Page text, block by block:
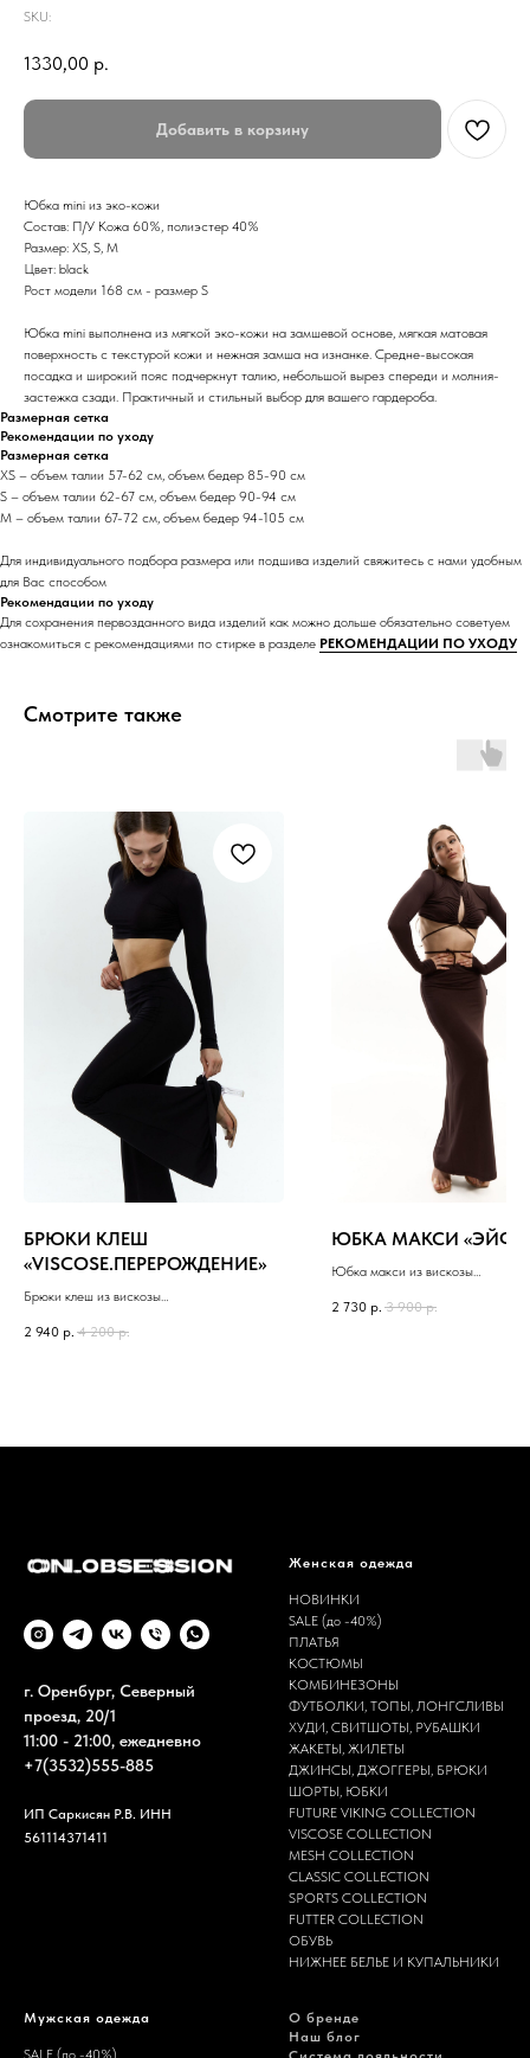
SKU:
1330,00 р.
Добавить в корзину
Юбка mini из эко-кожи
Состав: П/У Кожа 60%, полиэстер 40%
Размер: XS, S, M
Цвет: black
Рост модели 168 см - размер S
Юбка mini выполнена из мягкой эко-кожи на замшевой основе, мягкая матовая
поверхность с текстурой кожи и нежная замша на изнанке. Средне-высокая
посадка и широкий пояс подчеркнут талию, небольшой вырез спереди и молния-
застежка сзади. Практичный и стильный выбор для вашего гардероба.
Размерная сетка
Рекомендации по уходу
Размерная сетка
XS – объем талии 57-62 см, объем бедер 85-90 см
S – объем талии 62-67 см, объем бедер 90-94 см
M – объем талии 67-72 см, объем бедер 94-105 см
Для индивидуального подбора размера или подшива изделий свяжитесь с нами удобным
для Вас способом
Рекомендации по уходу
Для сохранения первозданного вида изделий как можно дольше обязательно советуем
ознакомиться с рекомендациями по стирке в разделе РЕКОМЕНДАЦИИ ПО УХОДУ
Смотрите также
БРЮКИ КЛЕШ
«VISCOSE.ПЕРЕРОЖДЕНИЕ»
Брюки клеш из вискозы
2 940 р. 4 200 р.
ЮБКА МАКСИ
Юбка макси из вискозы
2 730 р. 3 900 р.
г. Оренбург, Северный
проезд, 20/1
11:00 - 21:00, ежедневно
+7(3532)555-885
ИП Саркисян Р.В. ИНН
561114371411
Женская одежда
НОВИНКИ
SALE (до -40%)
ПЛАТЬЯ
КОСТЮМЫ
КОМБИНЕЗОНЫ
ФУТБОЛКИ, ТОПЫ, ЛОНГСЛИВЫ
ХУДИ, СВИТШОТЫ, РУБАШКИ
ЖАКЕТЫ, ЖИЛЕТЫ
ДЖИНСЫ, ДЖОГГЕРЫ, БРЮКИ
ШОРТЫ, ЮБКИ
FUTURE VIKING COLLECTION
VISCOSE COLLECTION
MESH COLLECTION
CLASSIC COLLECTION
SPORTS COLLECTION
FUTTER COLLECTION
ОБУВЬ
НИЖНЕЕ БЕЛЬЕ И КУПАЛЬНИКИ
Мужская одежда
О бренде
Наш блог